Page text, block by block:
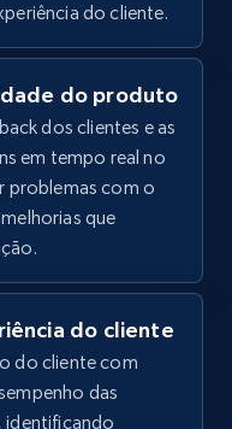
Comece agora
shop products
Currency, Initial
and more.
Comece agora
do cliente.
do produto
dos clientes e as
em tempo real no
problemas com o
que
do cliente
do cliente com
das
identificando